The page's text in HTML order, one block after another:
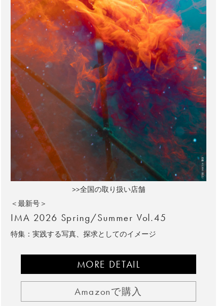
>>全国の取り扱い店舗
＜最新号＞
IMA 2026 Spring/Summer Vol.45
特集：実践する写真、探求としてのイメージ
MORE DETAIL
Amazonで購入